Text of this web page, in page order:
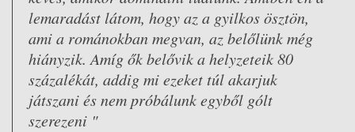
lemaradást látom, hogy az a gyilkos ösztön,
ami a románokban megvan, az belőlünk még
hiányzik. Amíg ők belővik a helyzeteik 80
százalékát, addig mi ezeket túl akarjuk
játszani és nem próbálunk egyből gólt
szerezeni "